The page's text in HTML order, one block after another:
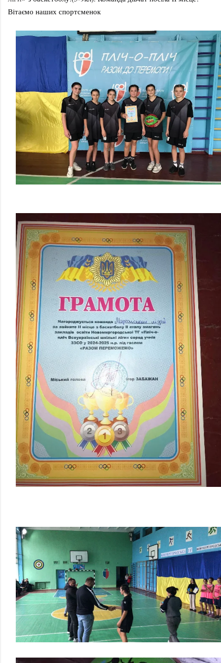
Вітаємо наших спортсменок